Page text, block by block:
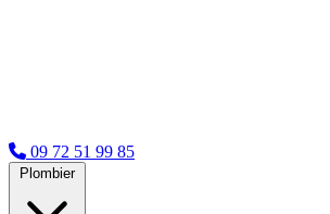
09 72 51 99 85
Plombier